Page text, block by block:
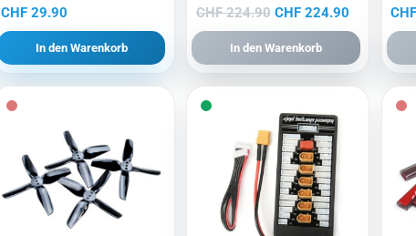
CHF 29.90
In den Warenkorb
CHF224.90 Ursprünglicher
Preis
war:
CHF 224.90
CHF224.90Aktueller
Preis
ist:
CHF
In den Warenkorb
CHF